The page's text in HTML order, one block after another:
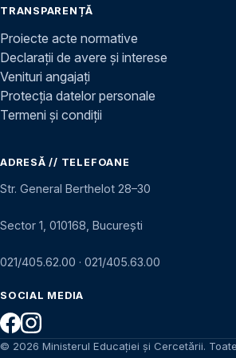
TRANSPARENȚĂ
Proiecte acte normative
Declarații de avere și interese
Venituri angajați
Protecția datelor personale
Termeni și condiții
ADRESĂ // TELEFOANE
Str. General Berthelot 28–30
Sector 1, 010168, București
021/405.62.00 · 021/405.63.00
SOCIAL MEDIA
© 2026 Ministerul Educației și Cercetării.